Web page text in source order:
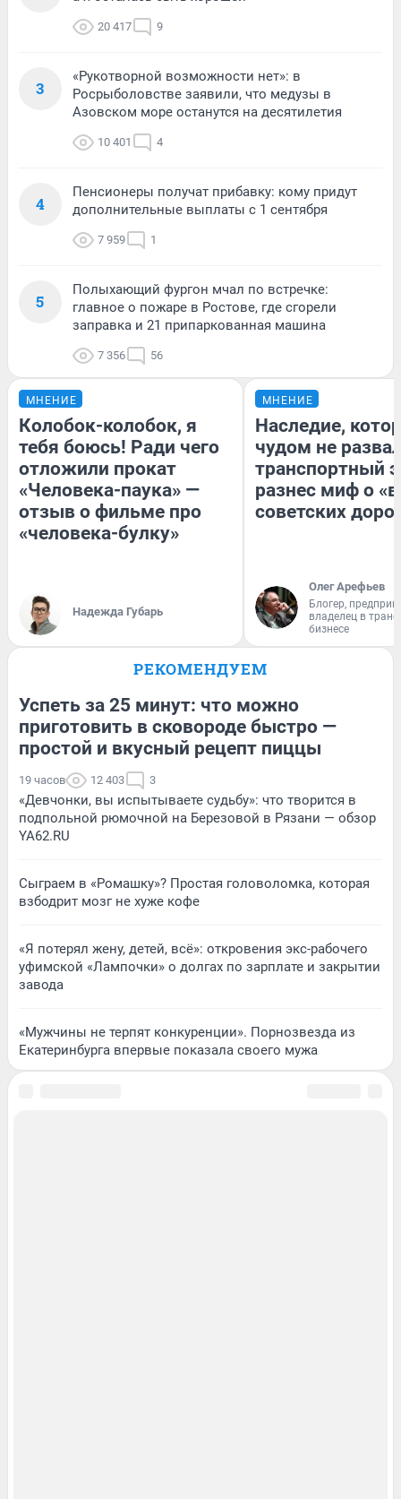
20 417 9
3
«Рукотворной возможности нет»: в
Росрыболовстве заявили, что медузы в
Азовском море останутся на десятилетия
10 401 4
4
Пенсионеры получат прибавку: кому придут
дополнительные выплаты с 1 сентября
7 959 1
5
Полыхающий фургон мчал по встречке:
главное о пожаре в Ростове, где сгорели
заправка и 21 припаркованная машина
7 356 56
МНЕНИЕ
Колобок-колобок, я
тебя боюсь! Ради чего
отложили прокат
«Человека-паука» —
отзыв о фильме про
«человека-булку»
Надежда Губарь
МНЕНИЕ
Наследие,
чудом не
транспортный
разнес миф о
советских
Олег Арефьев
Блогер,
владелец в
бизнесе
РЕКОМЕНДУЕМ
Успеть за 25 минут: что можно
приготовить в сковороде быстро —
простой и вкусный рецепт пиццы
19 часов 12 403 3
«Девчонки, вы испытываете судьбу»: что творится в
подпольной рюмочной на Березовой в Рязани — обзор
YA62.RU
Сыграем в «Ромашку»? Простая головоломка, которая
взбодрит мозг не хуже кофе
«Я потерял жену, детей, всё»: откровения экс-рабочего
уфимской «Лампочки» о долгах по зарплате и закрытии
завода
«Мужчины не терпят конкуренции». Порнозвезда из
Екатеринбурга впервые показала своего мужа